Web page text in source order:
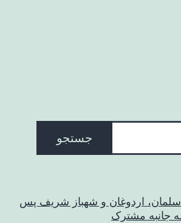
جستجو
سلمان، اردوغان و شهباز شریف پس
جانبه مشترک